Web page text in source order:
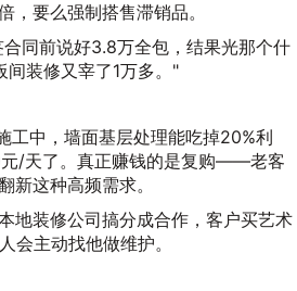
要么强制搭售滞销品。
同前说好3.8万全包，结果光那个什
装修又宰了1万多。"
工中，墙面基层处理能吃掉20%利
/天了。真正赚钱的是复购——老客
新这种高频需求。
地装修公司搞分成合作，客户买艺术
会主动找他做维护。